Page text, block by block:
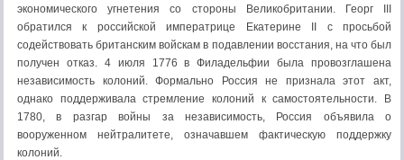
экономического угнетения со стороны Великобритании. Георг III
обратился к российской императрице Екатерине II с просьбой
содействовать британским войскам в подавлении восстания, на что был
получен отказ. 4 июля 1776 в Филадельфии была провозглашена
независимость колоний. Формально Россия не признала этот акт,
однако поддерживала стремление колоний к самостоятельности. В
1780, в разгар войны за независимость, Россия объявила о
вооруженном нейтралитете, означавшем фактическую поддержку
колоний.